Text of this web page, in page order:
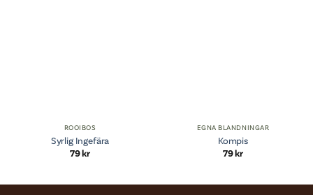
ROOIBOS
Syrlig Ingefära
79kr
EGNA BLANDNINGAR
Kompis
79kr